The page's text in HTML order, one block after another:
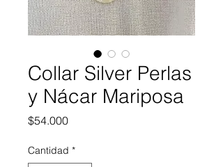
Collar Silver Perlas
y Nácar Mariposa
$54.000Precio
Cantidad *